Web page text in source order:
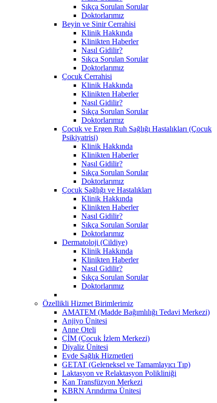
Sıkça Sorulan Sorular
Doktorlarımız
Beyin ve Sinir Cerrahisi
Klinik Hakkında
Klinikten Haberler
Nasıl Gidilir?
Sıkça Sorulan Sorular
Doktorlarımız
Çocuk Cerrahisi
Klinik Hakkında
Klinikten Haberler
Nasıl Gidilir?
Sıkça Sorulan Sorular
Doktorlarımız
Çocuk ve Ergen Ruh Sağlığı Hastalıkları (Çocuk
Psikiyatrisi)
Klinik Hakkında
Klinikten Haberler
Nasıl Gidilir?
Sıkça Sorulan Sorular
Doktorlarımız
Çocuk Sağlığı ve Hastalıkları
Klinik Hakkında
Klinikten Haberler
Nasıl Gidilir?
Sıkça Sorulan Sorular
Doktorlarımız
Dermatoloji (Cildiye)
Klinik Hakkında
Klinikten Haberler
Nasıl Gidilir?
Sıkça Sorulan Sorular
Doktorlarımız
Özellikli Hizmet Birimlerimiz
AMATEM (Madde Bağımlılığı Tedavi Merkezi)
Anjiyo Ünitesi
Anne Oteli
ÇİM (Çocuk İzlem Merkezi)
Diyaliz Ünitesi
Evde Sağlık Hizmetleri
GETAT (Geleneksel ve Tamamlayıcı Tıp)
Laktasyon ve Relaktasyon Polikliniği
Kan Transfüzyon Merkezi
KBRN Arındırma Ünitesi